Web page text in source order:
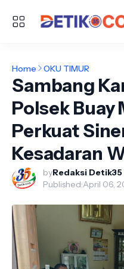
Home OKU TIMUR
Sambang
Polsek Buay
Perkuat
Kesadaran
byRedaksi Detik35
Published:April 06,